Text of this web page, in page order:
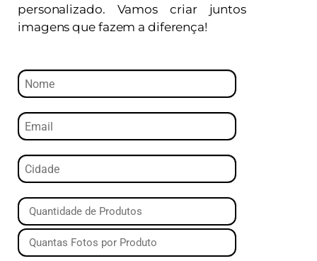
personalizado. Vamos criar juntos
imagens que fazem a diferença!